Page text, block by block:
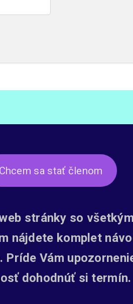
Chcem sa stať členom
stránky so
nájdete komplet
Príde Vám
dohodnúť si termín.